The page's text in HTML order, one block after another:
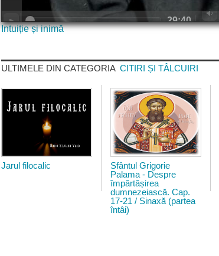
Intuiție și inimă
ULTIMELE DIN CATEGORIA CITIRI ȘI TÂLCUIRI
05_jarul_filocalic.jpg
Jarul filocalic
Sfântul Grigorie
Palama - Despre
împărtășirea
dumnezeiască. Cap.
17-21 / Sinaxă (partea
întâi)